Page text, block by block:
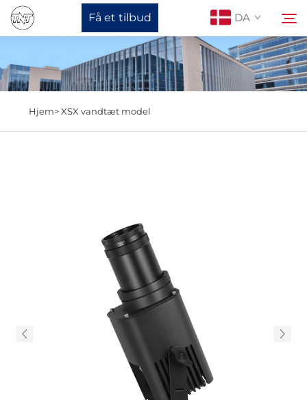
Få et tilbud DA
Om os
Hjem>XSX vandtæt model